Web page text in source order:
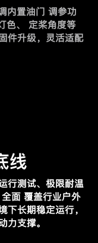
内置油门 调参功
色、 定桨角度等
件升级，灵活适配
线
行测试、极限耐温
面 覆盖行业户外
下长期稳定运行，
力支撑。